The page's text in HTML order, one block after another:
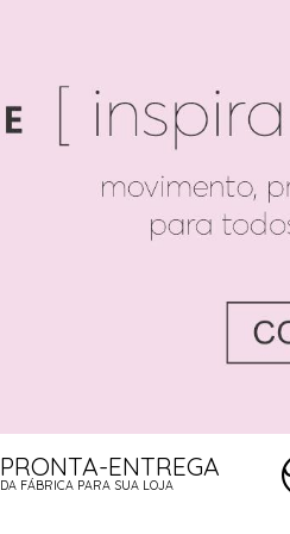
PRONTA-ENTREGA
DA FÁBRICA PARA SUA LOJA